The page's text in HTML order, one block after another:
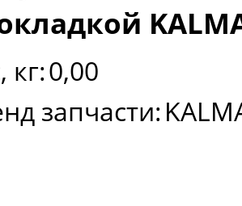
кг:0,00
запчасти: